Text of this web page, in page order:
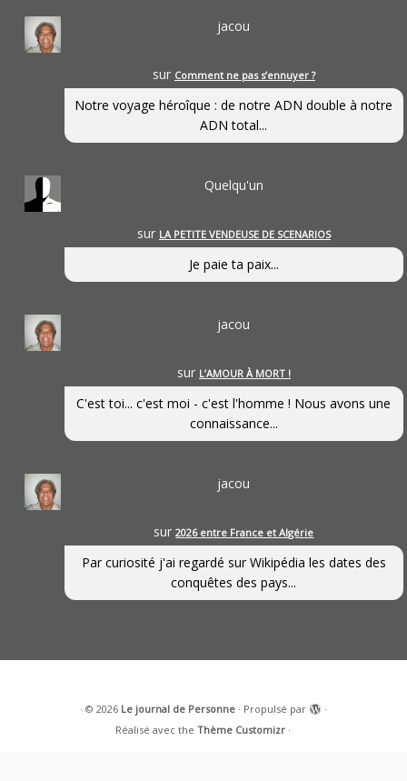
jacou
sur Comment ne pas s’ennuyer ?
Notre voyage héroîque : de notre ADN double à notre
ADN total...
Quelqu'un
sur LA PETITE VENDEUSE DE SCENARIOS
Je paie ta paix...
jacou
sur L’AMOUR À MORT !
C'est toi... c'est moi - c'est l'homme ! Nous avons une
connaissance...
jacou
sur2026 entre France et Algérie
Par curiosité j'ai regardé sur Wikipédia les dates des
conquêtes des pays...
· © 2026 Le journal de Personne· Propulsé par
·
Réalisé avec theThème Customizr ·